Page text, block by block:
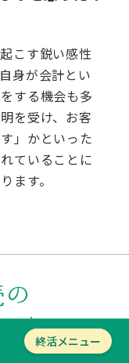
こす鋭い感性
身が会計とい
する機会も多
を受け、お客
」かといった
ていることに
ます。
ナル
終活メニュー